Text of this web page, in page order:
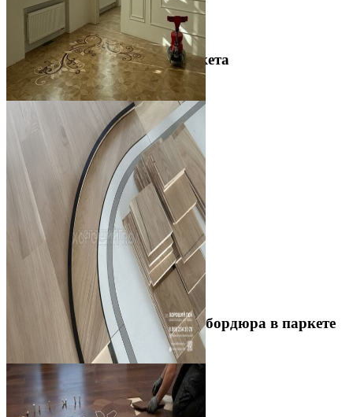
Межслойная шлифовка паркета
1 200 ₽
Устройство криволинейного бордюра в паркете